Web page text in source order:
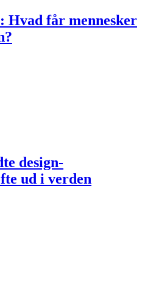
Hvad får mennesker
design-
ud i verden